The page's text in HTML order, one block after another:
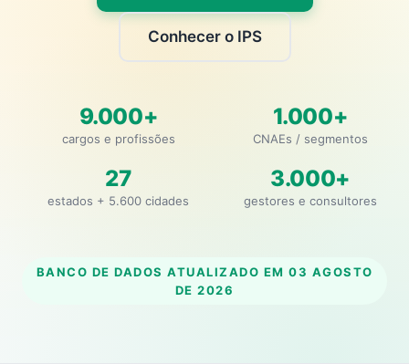
Conhecer o IPS
9.000+
cargos e profissões
1.000+
CNAEs / segmentos
27
estados + 5.600 cidades
3.000+
gestores e consultores
BANCO DE DADOS ATUALIZADO EM 03 AGOSTO
DE 2026